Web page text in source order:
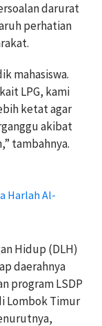
darurat
perhatian
mahasiswa.
LPG, kami
ketat agar
akibat
tambahnya.
Harlah Al-
Hidup (DLH)
daerahnya
program LSDP
Lombok Timur